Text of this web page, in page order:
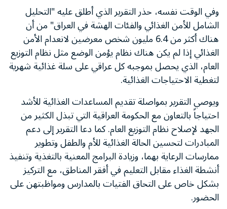
وفي الوقت نفسه، حذر التقرير الذي أطلق عليه "التحليل
الشامل للأمن الغذائي والفئات الهشة في العراق" من أن
هناك أكثر من 6.4 مليون شخص معرضين لانعدام الأمن
الغذائي إذا لم يكن هناك نظام يؤمن الوضع مثل نظام التوزيع
العام، الذي يحصل بموجبه كل عراقي على سلة غذائية شهرية
لتغطية الاحتياجات الغذائية.
ويوصي التقرير بمواصلة تقديم المساعدات الغذائية للأشد
احتياجاً بالتعاون مع الحكومة العراقية التي تبذل الكثير من
الجهد لإصلاح نظام التوزيع العام. كما دعا التقرير إلى دعم
المبادرات لتحسين الحالة الغذائية للأم والطفل وتطوير
ممارسات الرعاية بهما، وزيادة البرامج المعنية بالتغذية وتنفيذ
أنشطة الغذاء مقابل التعليم في أفقر المناطق، مع التركيز
بشكل خاص على التحاق الفتيات بالمدارس ومواظبتهن على
الحضور.